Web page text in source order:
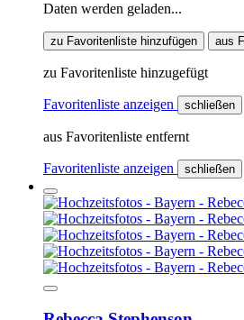
Daten werden geladen...
zu Favoritenliste hinzufügen aus
zu Favoritenliste hinzugefügt
Favoritenliste anzeigen schließen
aus Favoritenliste entfernt
Favoritenliste anzeigen schließen